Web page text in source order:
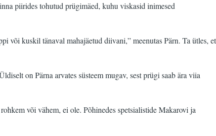
piirides tohutud prügimäed, kuhu viskasid inimesed
või kuskil tänaval mahajäetud diivani,” meenutas Pärn. Ta ütles, et
on Pärna arvates süsteem mugav, sest prügi saab ära viia
või vähem, ei ole. Põhinedes spetsialistide Makarovi ja